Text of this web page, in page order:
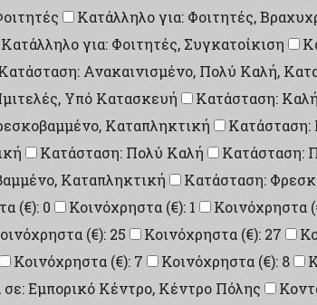
Κατάλληλο για: Φοιτητές,
Κατάλληλο για: Φοιτητές, Συγκατοίκιση
Ανακαινισμένο, Πολύ Καλή,
Υπό Κατασκευή Κατάσταση: Καλή
Καταπληκτική
Κατάσταση:
Κατάσταση: Πολύ Καλή
Κατάσταση:
Καταπληκτική Κατάσταση:
(€): 0 Κοινόχρηστα (€): 1 Κοινόχρηστα
(€): 25 Κοινόχρηστα (€): 27
Κοινόχρηστα (€): 7 Κοινόχρηστα (€): 8
σε: Εμπορικό Κέντρο, Κέντρο Πόλης